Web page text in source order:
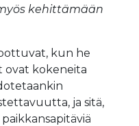
kehittämään
kun he
ovat kokeneita
ja sitä,